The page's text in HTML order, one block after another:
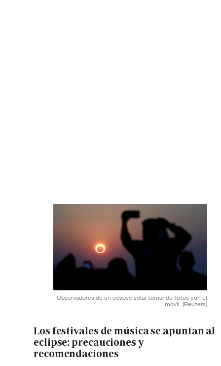
Observadores de un eclipse solar tomando fotos con el
móvil. (Reuters)
Los festivales de música se apuntan al
eclipse: precauciones y
recomendaciones